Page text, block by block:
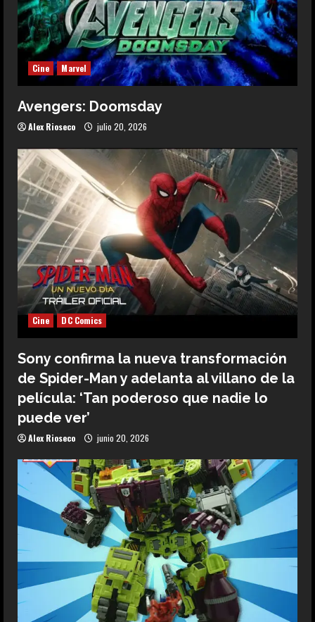
Cine Marvel
Avengers: Doomsday
Alex Rioseco julio 20, 2026
Cine DC Comics
Sony confirma la nueva transformación
de Spider-Man y adelanta al villano de la
película: ‘Tan poderoso que nadie lo
puede ver’
Alex Rioseco junio 20, 2026